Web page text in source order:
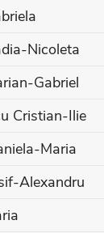
Nicoleta
Gabriel
Cristian-Ilie
Maria
Alexandru